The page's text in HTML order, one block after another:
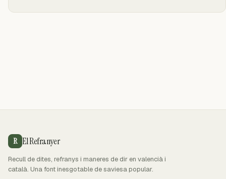
R El Refranyer
Recull de dites, refranys i maneres de dir en valencià i
català. Una font inesgotable de saviesa popular.